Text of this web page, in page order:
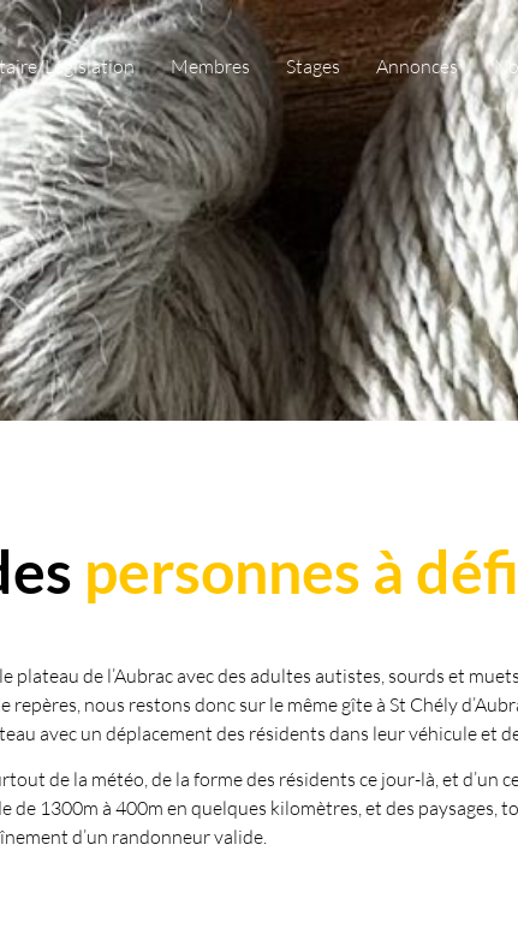
Législation Membres Stages Annonces
personnes à
plateau de l’Aubrac avec des adultes autistes, sourds et
nous restons donc sur le même gîte à St Chély
avec un déplacement des résidents dans leur véhicule et
de la météo, de la forme des résidents ce jour-là, et d’un
de 1300m à 400m en quelques kilomètres, et des paysages,
d’un randonneur valide.